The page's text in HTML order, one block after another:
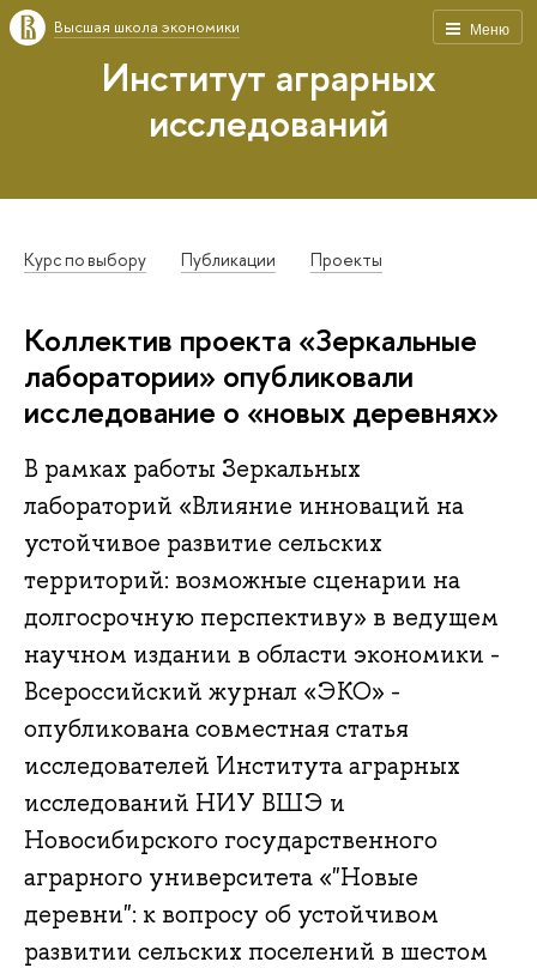
Меню
Высшая школа экономики
Институт аграрных
исследований
Курс по выбору Публикации Проекты
Коллектив проекта «Зеркальные
лаборатории» опубликовали
исследование о «новых деревнях»
В рамках работы Зеркальных
лабораторий «Влияние инноваций на
устойчивое развитие сельских
территорий: возможные сценарии на
долгосрочную перспективу» в ведущем
научном издании в области экономики -
Всероссийский журнал «ЭКО» -
опубликована совместная статья
исследователей Института аграрных
исследований НИУ ВШЭ и
Новосибирского государственного
аграрного университета «"Новые
деревни": к вопросу об устойчивом
развитии сельских поселений в шестом